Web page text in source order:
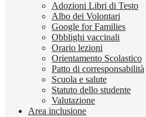
Adozioni Libri di Testo
Albo dei Volontari
Google for Families
Obblighi vaccinali
Orario lezioni
Orientamento Scolastico
Patto di corresponsabilità
Scuola e salute
Statuto dello studente
Valutazione
Area inclusione